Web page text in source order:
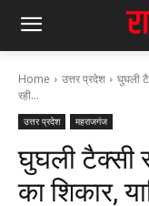
Home उत्तर प्रदेश
घुघली
रही...
उत्तर प्रदेश महराजगंज
घुघली टैक्सी
का शिकार,